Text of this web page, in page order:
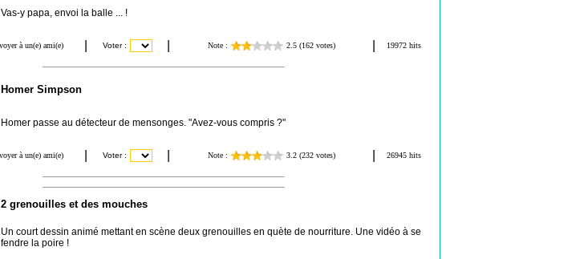
Vas-y papa, envoi la balle ... !
Homer Simpson
Homer passe au détecteur de mensonges. "Avez-vous compris ?"
2 grenouilles et des mouches
Un court dessin animé mettant en scène deux grenouilles en quète de nourriture. Une vidéo à se
fendre la poire !